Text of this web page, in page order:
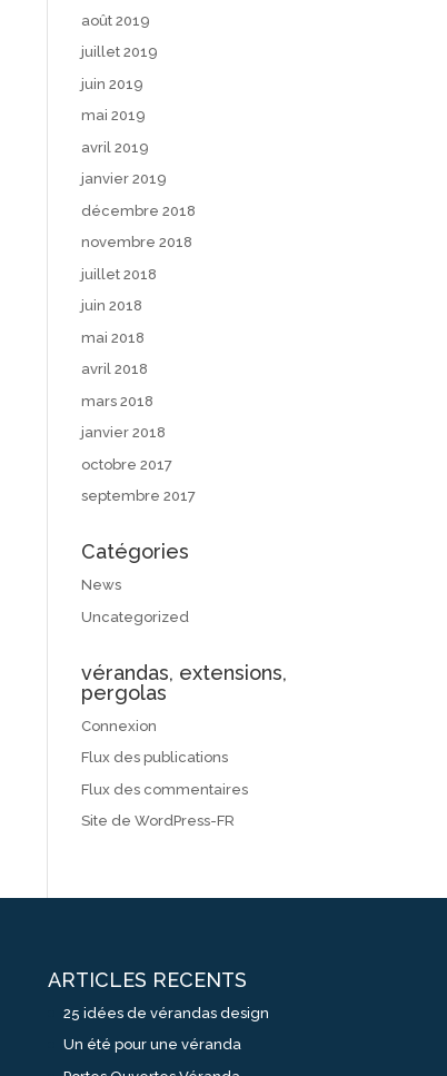
août 2019
juillet 2019
juin 2019
mai 2019
avril 2019
janvier 2019
décembre 2018
novembre 2018
juillet 2018
juin 2018
mai 2018
avril 2018
mars 2018
janvier 2018
octobre 2017
septembre 2017
Catégories
News
Uncategorized
vérandas, extensions,
pergolas
Connexion
Flux des publications
Flux des commentaires
Site de WordPress-FR
ARTICLES RECENTS
25 idées de vérandas design
Un été pour une véranda